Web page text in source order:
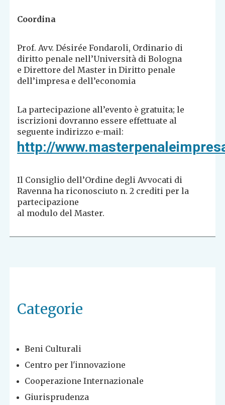
Coordina
Prof. Avv. Désirée Fondaroli, Ordinario di
diritto penale nell’Università di Bologna
e Direttore del Master in Diritto penale
dell’impresa e dell’economia
La partecipazione all’evento è gratuita; le
iscrizioni dovranno essere effettuate al
seguente indirizzo e-mail:
http://
Il Consiglio dell’Ordine degli Avvocati di
Ravenna ha riconosciuto n. 2 crediti per la
partecipazione
al modulo del Master.
Categorie
Beni Culturali
Centro per l'innovazione
Cooperazione Internazionale
Giurisprudenza